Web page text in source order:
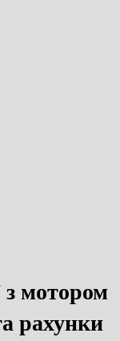
з мотором
рахунки